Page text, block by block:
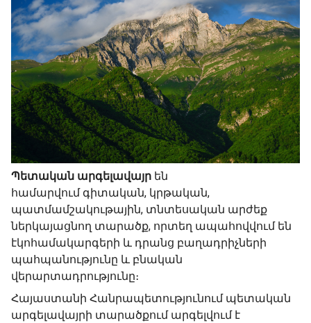
Պետական արգելավայր են
համարվում գիտական, կրթական,
պատմամշակութային, տնտեսական արժեք
ներկայացնող տարածք, որտեղ ապահովվում են
էկոհամակարգերի և դրանց բաղադրիչների
պահպանությունը և բնական
վերարտադրությունը։
Հայաստանի Հանրապետությունում պետական
արգելավայրի տարածքում արգելվում է